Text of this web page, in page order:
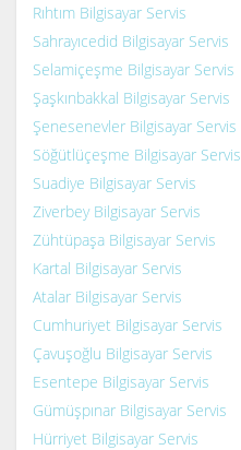
Rıhtım Bilgisayar Servis
Sahrayıcedid Bilgisayar Servis
Selamiçeşme Bilgisayar Servis
Şaşkınbakkal Bilgisayar Servis
Şenesenevler Bilgisayar Servis
Söğütlüçeşme Bilgisayar Servis
Suadiye Bilgisayar Servis
Ziverbey Bilgisayar Servis
Zühtüpaşa Bilgisayar Servis
Kartal Bilgisayar Servis
Atalar Bilgisayar Servis
Cumhuriyet Bilgisayar Servis
Çavuşoğlu Bilgisayar Servis
Esentepe Bilgisayar Servis
Gümüşpınar Bilgisayar Servis
Hürriyet Bilgisayar Servis